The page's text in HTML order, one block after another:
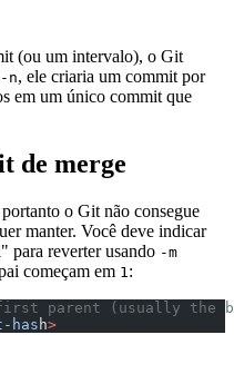
(ou um intervalo), o Git
-n, ele criaria um commit por
em um único commit que
de merge
o Git não consegue
manter. Você deve indicar
para reverter usando -m
começam em 1:
parent (usually the
has h>